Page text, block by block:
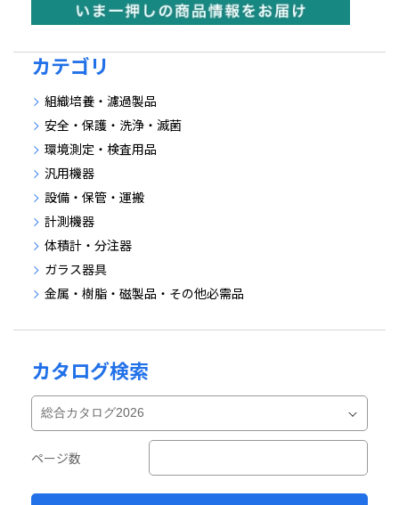
カテゴリ
組織培養・濾過製品
安全・保護・洗浄・滅菌
環境測定・検査用品
汎用機器
設備・保管・運搬
計測機器
体積計・分注器
ガラス器具
金属・樹脂・磁製品・その他必需品
カタログ検索
ページ数